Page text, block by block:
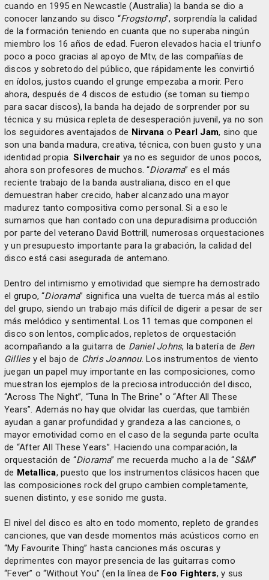
cuando en 1995 en Newcastle (Australia) la banda se dio a
conocer lanzando su disco “Frogstomp”, sorprendía la calidad
de la formación teniendo en cuanta que no superaba ningún
miembro los 16 años de edad. Fueron elevados hacia el triunfo
poco a poco gracias al apoyo de Mtv, de las compañías de
discos y sobretodo del público, que rápidamente les convirtió
en ídolos, justos cuando el grunge empezaba a morir. Pero
ahora, después de 4 discos de estudio (se toman su tiempo
para sacar discos), la banda ha dejado de sorprender por su
técnica y su música repleta de desesperación juvenil, ya no son
los seguidores aventajados de Nirvana o Pearl Jam, sino que
son una banda madura, creativa, técnica, con buen gusto y una
identidad propia.Silverchair ya no es seguidor de unos pocos,
ahora son profesores de muchos. “Diorama” es el más
reciente trabajo de la banda australiana, disco en el que
demuestran haber crecido, haber alcanzado una mayor
madurez tanto compositiva como personal. Si a eso le
sumamos que han contado con una depuradísima producción
por parte del veterano David Bottrill, numerosas orquestaciones
y un presupuesto importante para la grabación, la calidad del
disco está casi asegurada de antemano.
Dentro del intimismo y emotividad que siempre ha demostrado
el grupo, “Diorama” significa una vuelta de tuerca más al estilo
del grupo, siendo un trabajo más difícil de digerir a pesar de ser
más melódico y sentimental. Los 11 temas que componen el
disco son lentos, complicados, repletos de orquestación
acompañando a la guitarra de Daniel Johns, la batería de Ben
Gilliesy el bajo de Chris Joannou. Los instrumentos de viento
juegan un papel muy importante en las composiciones, como
muestran los ejemplos de la preciosa introducción del disco,
“Across The Night”, “Tuna In The Brine” o “After All These
Years”. Además no hay que olvidar las cuerdas, que también
ayudan a ganar profundidad y grandeza a las canciones, o
mayor emotividad como en el caso de la segunda parte oculta
de “After All These Years”. Haciendo una comparación, la
orquestación de “Diorama” me recuerda mucho a la de “S&M”
de Metallica, puesto que los instrumentos clásicos hacen que
las composiciones rock del grupo cambien completamente,
suenen distinto, y ese sonido me gusta.
El nivel del disco es alto en todo momento, repleto de grandes
canciones, que van desde momentos más acústicos como en
“My Favourite Thing” hasta canciones más oscuras y
deprimentes con mayor presencia de las guitarras como
“Fever” o “Without You” (en la línea de Foo Fighters, y sus